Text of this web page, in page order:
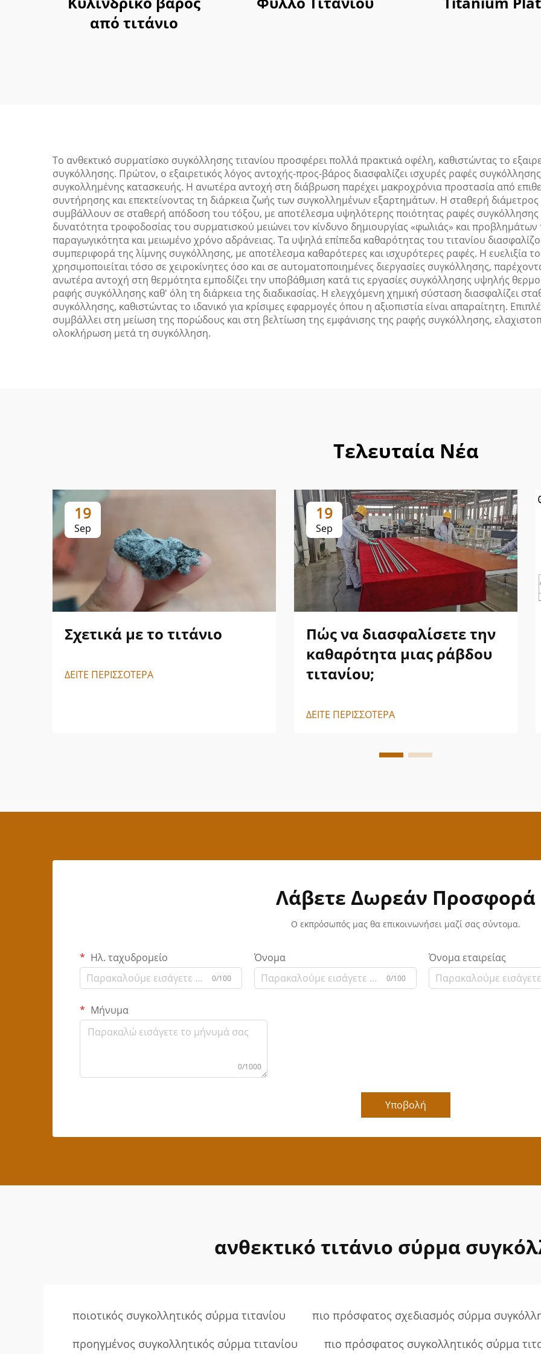
από τιτάνιο
Το ανθεκτικό συρματίσκο συγκόλλησης τιτανίου προσφέρει πολλά πρακτικά οφέλη, καθιστώντας το
συγκόλλησης. Πρώτον, ο εξαιρετικός λόγος αντοχής-προς-βάρος διασφαλίζει ισχυρές ραφές
συγκολλημένης κατασκευής. Η ανωτέρα αντοχή στη διάβρωση παρέχει μακροχρόνια προστασία από
συντήρησης και επεκτείνοντας τη διάρκεια ζωής των συγκολλημένων εξαρτημάτων. Η σταθερή διάμετρος
συμβάλλουν σε σταθερή απόδοση του τόξου, με αποτέλεσμα υψηλότερης ποιότητας ραφές συγκόλλησης
δυνατότητα τροφοδοσίας του συρματισκού μειώνει τον κίνδυνο δημιουργίας «φωλιάς» και
παραγωγικότητα και μειωμένο χρόνο αδράνειας. Τα υψηλά επίπεδα καθαρότητας του τιτανίου
συμπεριφορά της λίμνης συγκόλλησης, με αποτέλεσμα καθαρότερες και ισχυρότερες ραφές. Η ευελιξία
χρησιμοποιείται τόσο σε χειροκίνητες όσο και σε αυτοματοποιημένες διεργασίες συγκόλλησης,
ανωτέρα αντοχή στη θερμότητα εμποδίζει την υποβάθμιση κατά τις εργασίες συγκόλλησης υψηλής
ραφής συγκόλλησης καθ' όλη τη διάρκεια της διαδικασίας. Η ελεγχόμενη χημική σύσταση διασφαλίζει
συγκόλλησης, καθιστώντας το ιδανικό για κρίσιμες εφαρμογές όπου η αξιοπιστία είναι απαραίτητη.
συμβάλλει στη μείωση της πορώδους και στη βελτίωση της εμφάνισης της ραφής συγκόλλησης,
ολοκλήρωση μετά τη συγκόλληση.
Τελευταία Νέα
19
Sep
Σχετικά με το τιτάνιο
ΔΕΙΤΕ ΠΕΡΙΣΣΟΤΕΡΑ
19
Sep
Πώς να διασφαλίσετε την
καθαρότητα μιας ράβδου
τιτανίου;
ΔΕΙΤΕ ΠΕΡΙΣΣΟΤΕΡΑ
Λάβετε Δωρεάν Προσφορά
Ο εκπρόσωπός μας θα επικοινωνήσει μαζί σας σύντομα.
Ηλ. ταχυδρομείο
0/100
Όνομα
0/100
Όνομα εταιρείας
Μήνυμα
0/1000
Υποβολή
ανθεκτικό τιτάνιο σύρμα
ποιοτικός συγκολλητικός σύρμα τιτανίου
πιο πρόσφατος σχεδιασμός σύρμα
προηγμένος συγκολλητικός σύρμα τιτανίου
πιο πρόσφατος συγκολλητικός σύρμα